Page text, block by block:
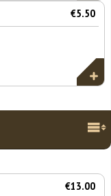
€5.50
€13.00